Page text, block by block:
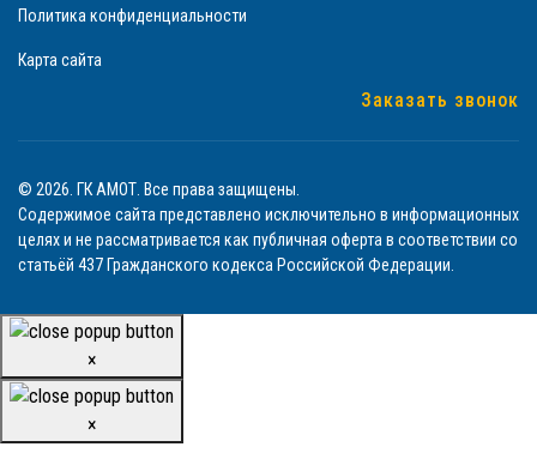
Политика конфиденциальности
Карта сайта
Заказать звонок
© 2026. ГК АМОТ. Все права защищены.
Содержимое сайта представлено исключительно в информационных
целях и не рассматривается как публичная оферта в соответствии со
статьёй 437 Гражданского кодекса Российской Федерации.
×
×